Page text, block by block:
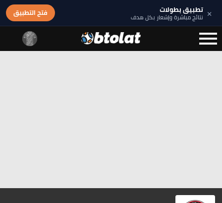
× تطبيق بطولات
نتائج مباشرة وإشعار بكل هدف فتح التطبيق